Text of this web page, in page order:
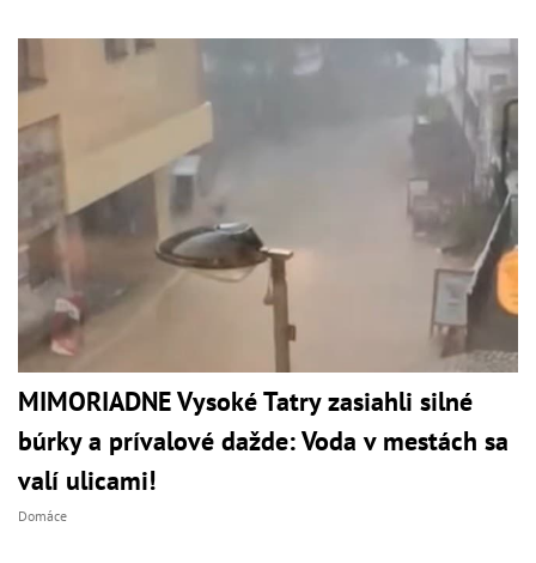
MIMORIADNE Vysoké Tatry zasiahli silné
búrky a prívalové dažde: Voda v mestách sa
valí ulicami!
Domáce